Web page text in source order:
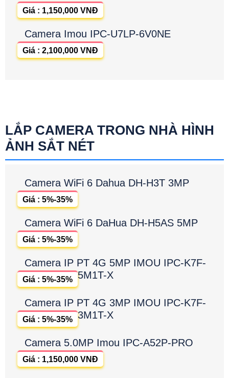
Giá : 1,150,000 VNĐ
Camera Imou IPC-U7LP-6V0NE
Giá : 2,100,000 VNĐ
LẮP CAMERA TRONG NHÀ HÌNH
ẢNH SẮT NÉT
Camera WiFi 6 Dahua DH-H3T 3MP
Giá : 5%-35%
Camera WiFi 6 DaHua DH-H5AS 5MP
Giá : 5%-35%
Camera IP PT 4G 5MP IMOU IPC-K7F-
5M1T-X
Giá : 5%-35%
Camera IP PT 4G 3MP IMOU IPC-K7F-
3M1T-X
Giá : 5%-35%
Camera 5.0MP Imou IPC-A52P-PRO
Giá : 1,150,000 VNĐ